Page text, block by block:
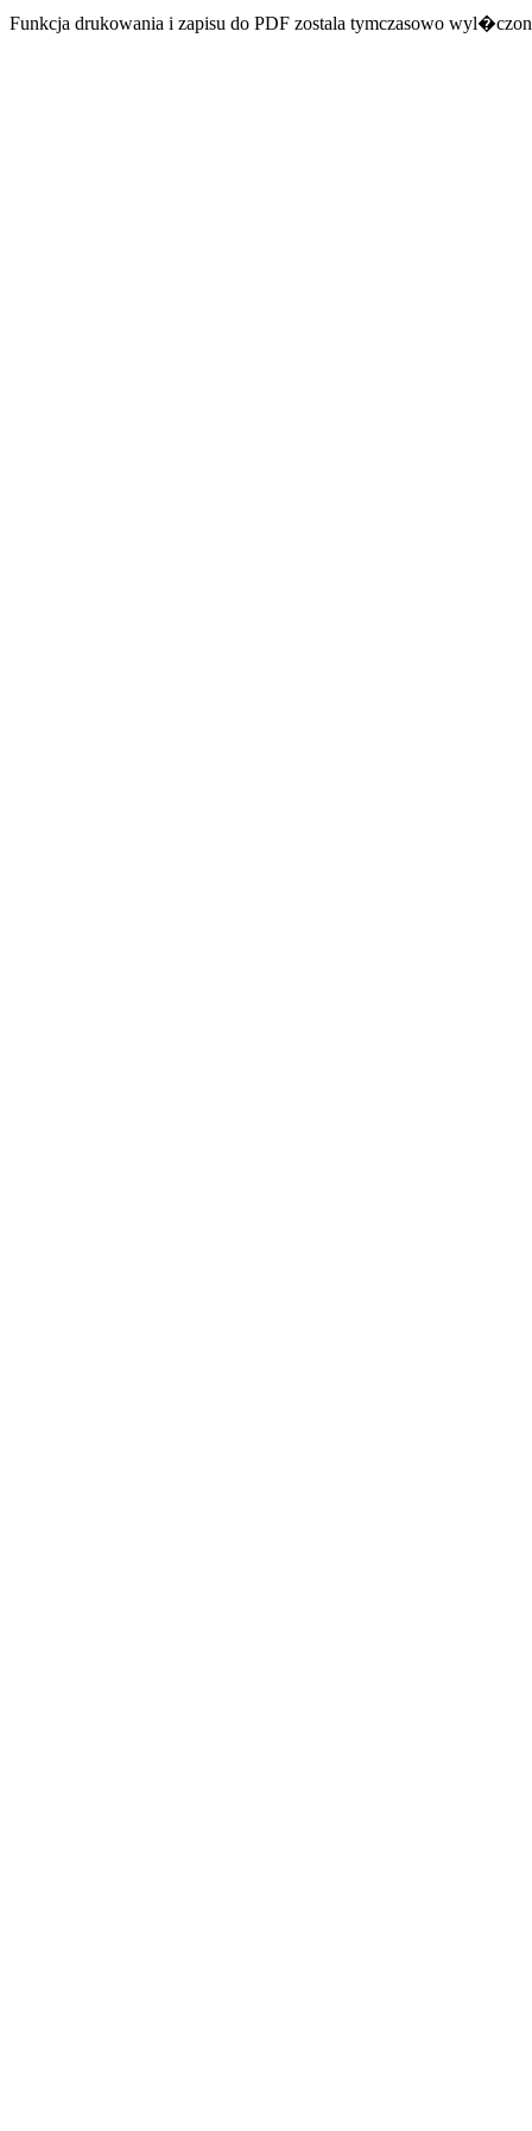
Funkcja drukowania i zapisu do PDF zostala tymczasowo